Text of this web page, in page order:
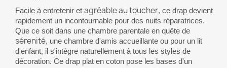
Facile à entretenir et agréable au toucher, ce drap devient
rapidement un incontournable pour des nuits réparatrices.
Que ce soit dans une chambre parentale en quête de
sérenité, une chambre d'amis accueillante ou pour un lit
d'enfant, il s'intègre naturellement à tous les styles de
décoration. Ce drap plat en coton pose les bases d'un